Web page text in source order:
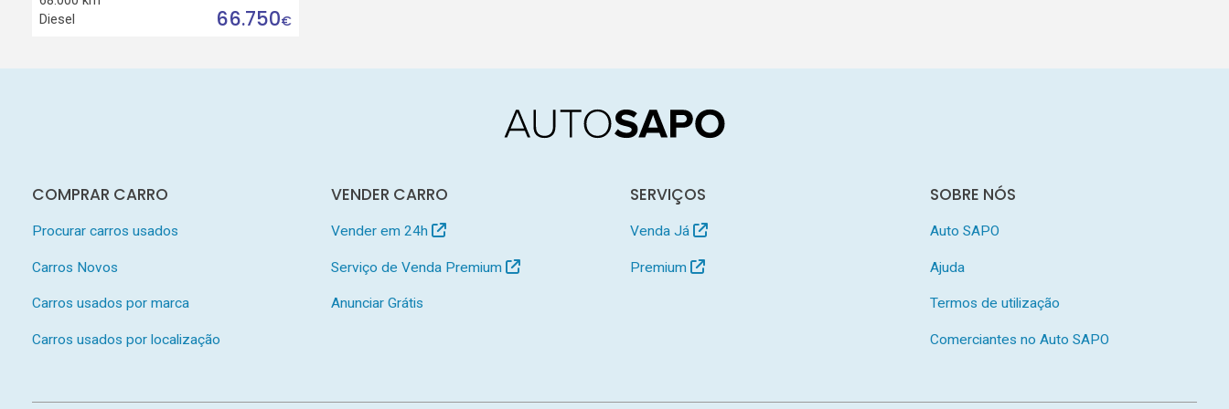
Diesel
66.750€
COMPRAR CARRO
Procurar carros usados
Carros Novos
Carros usados por marca
Carros usados por localização
VENDER CARRO
Vender em 24h
Serviço de Venda Premium
Anunciar Grátis
SERVIÇOS
Venda Já
Premium
SOBRE NÓS
Auto SAPO
Ajuda
Termos de utilização
Comerciantes no Auto SAPO